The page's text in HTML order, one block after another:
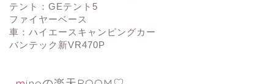
テント：GEテント5
ファイヤーベース
車：ハイエースキャンピングカー
バンテック新VR470P